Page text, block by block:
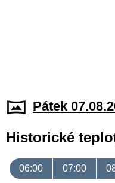
Pátek
Historické
06:00 07:00